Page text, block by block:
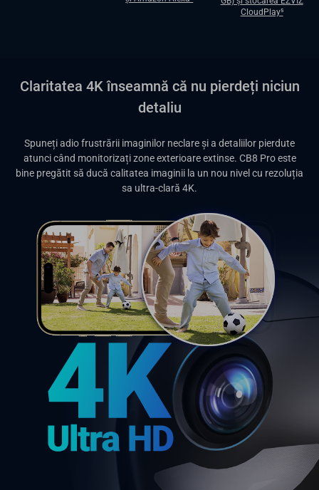
CloudPlay⁵
Claritatea 4K înseamnă că nu pierdeți niciun
detaliu
Spuneți adio frustrării imaginilor neclare și a detaliilor pierdute
atunci când monitorizați zone exterioare extinse. CB8 Pro este
bine pregătit să ducă calitatea imaginii la un nou nivel cu rezoluția
sa ultra-clară 4K.